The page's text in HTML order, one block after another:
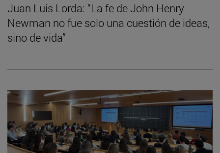
Juan Luis Lorda: “La fe de John Henry
Newman no fue solo una cuestión de ideas,
sino de vida”